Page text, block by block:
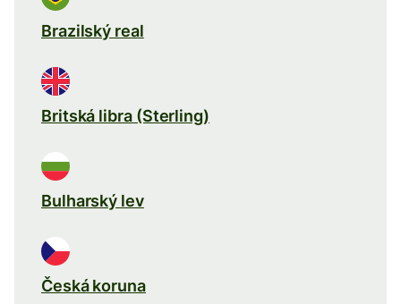
Brazilský real
Britská libra (Sterling)
Bulharský lev
Česká koruna